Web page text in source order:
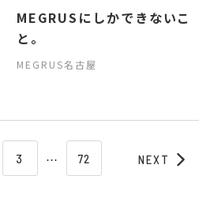
MEGRUSにしかできないこ
と。
MEGRUS名古屋
3 ⋯ 72 NEXT